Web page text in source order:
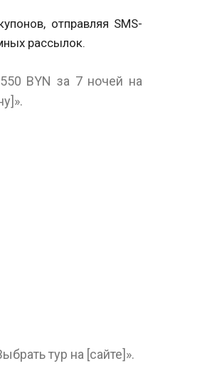
отправляя SMS-
рассылок.
BYN за 7 ночей на
]».
тур на [сайте]».